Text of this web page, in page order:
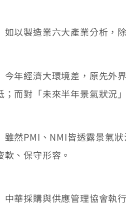
製造業六大產業分析，除
經濟大環境差，原先外界
；而對「未來半年景氣狀況
PMI、NMI皆透露景氣狀
軟、保守形容。
採購與供應管理協會執行